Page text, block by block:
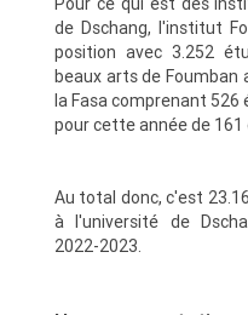
de Dschang, l'institut
position avec 3.252
beaux arts de Foumban
la Fasa comprenant
pour cette année de
Au total donc, c'est
à l'université de
2022-2023.